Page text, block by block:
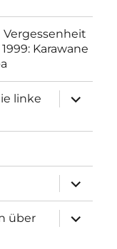
Karawane
linke
anzeigen
anzeigen
über
anzeigen